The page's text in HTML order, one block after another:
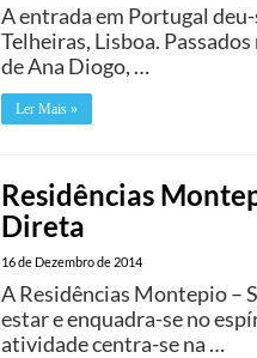
A entrada em Portugal
Telheiras, Lisboa.
de Ana Diogo, …
Ler Mais »
Residências
Direta
16 de Dezembro de 2014
A Residências Montepio –
estar e enquadra-se no
atividade centra-se na …